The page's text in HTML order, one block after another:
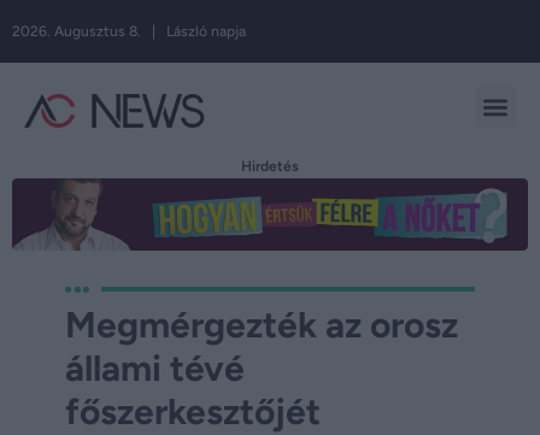
2026. Augusztus 8. | László napja
Hirdetés
Megmérgezték az orosz
állami tévé
főszerkesztőjét